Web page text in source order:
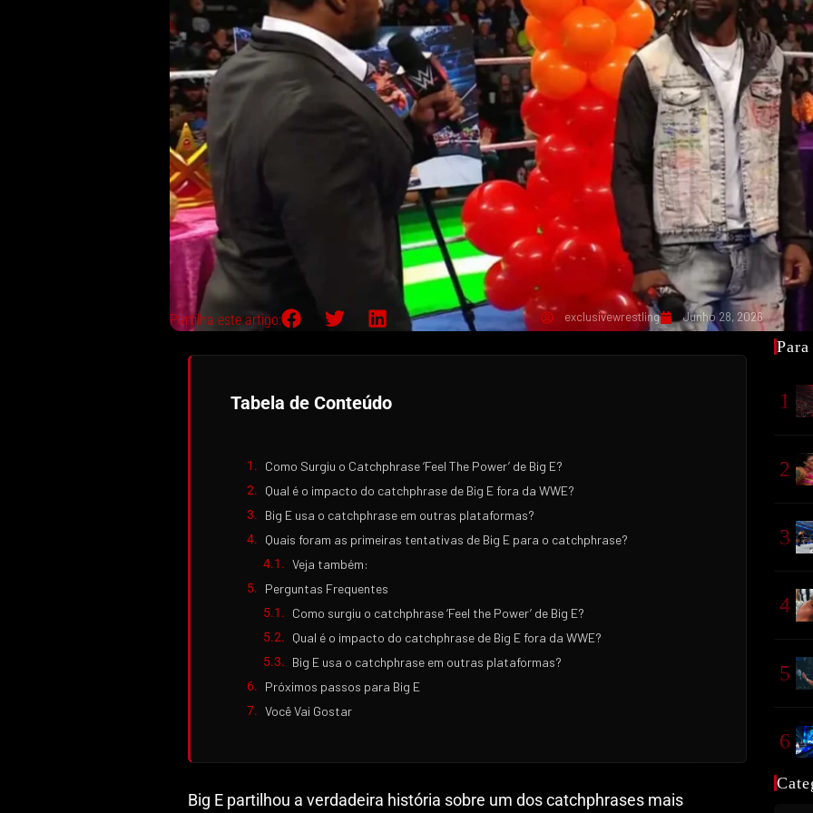
Partilha este artigo: exclusivewrestling Junho 28, 2026
Tabela de Conteúdo
Como Surgiu o Catchphrase ‘Feel The Power’ de Big E?
Qual é o impacto do catchphrase de Big E fora da WWE?
Big E usa o catchphrase em outras plataformas?
Quais foram as primeiras tentativas de Big E para o catchphrase?
Veja também:
Perguntas Frequentes
Como surgiu o catchphrase ‘Feel the Power’ de Big E?
Qual é o impacto do catchphrase de Big E fora da WWE?
Big E usa o catchphrase em outras plataformas?
Próximos passos para Big E
Você Vai Gostar
Big E partilhou a verdadeira história sobre um dos catchphrases mais
1
2
3
4
5
6